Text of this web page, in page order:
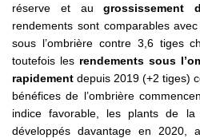
réserve et augrossissement
rendements sont comparables avec
sous l’ombrière contre 3,6 tiges
toutefois les rendements sous
rapidement depuis 2019 (+2 tiges)
bénéfices de l’ombrière
indice favorable, les plants de
développés davantage en 2020,